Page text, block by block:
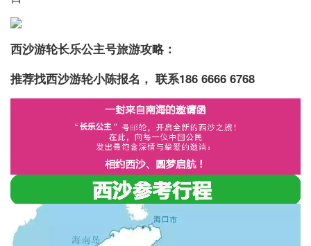
西沙游轮长乐公主号旅游攻略：
推荐找西沙游轮小陈报名， 联系186 6666 6768